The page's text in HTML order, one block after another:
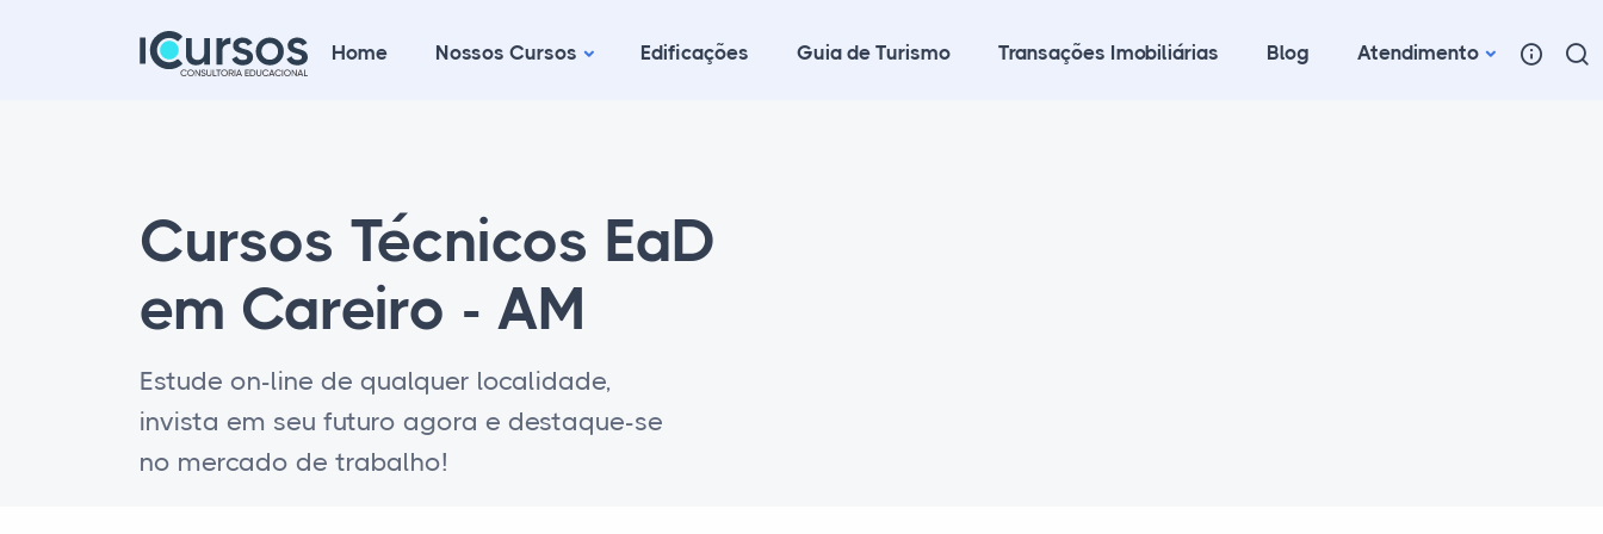
Home Nossos Cursos Edificações Guia de Turismo Transações Imobiliárias Blog Atendimento
Cursos Técnicos EaD
em Careiro - AM
Estude on-line de qualquer localidade,
invista em seu futuro agora e destaque-se
no mercado de trabalho!